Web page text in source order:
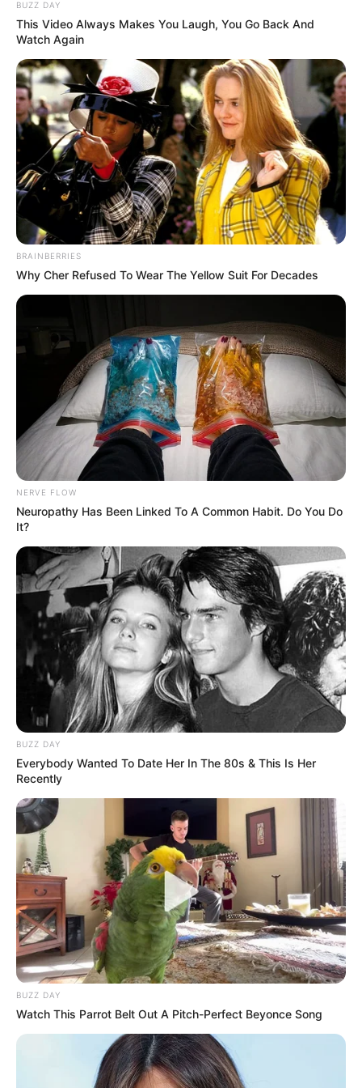
નિર્ણયોની આર્થિક વિકાસ દર પર વધારે અસર થશે તેવું
લાગતું નથી.
BUZZ DAY
This Video Always Makes You Laugh, You Go Back And
Watch Again
BRAINBERRIES
Why Cher Refused To Wear The Yellow Suit For Decades
NERVE FLOW
Neuropathy Has Been Linked To A Common Habit. Do You Do
It?
BUZZ DAY
Everybody Wanted To Date Her In The 80s & This Is Her
Recently
BUZZ DAY
Watch This Parrot Belt Out A Pitch-Perfect Beyonce Song